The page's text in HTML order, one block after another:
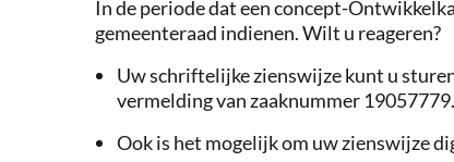
In de periode dat een concept-
gemeenteraad indienen. Wilt u reageren?
Uw schriftelijke zienswijze kunt u
vermelding van zaaknummer 19057779.
Ook is het mogelijk om uw zienswijze